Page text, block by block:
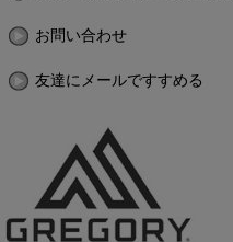
お問い合わせ
友達にメールですすめる